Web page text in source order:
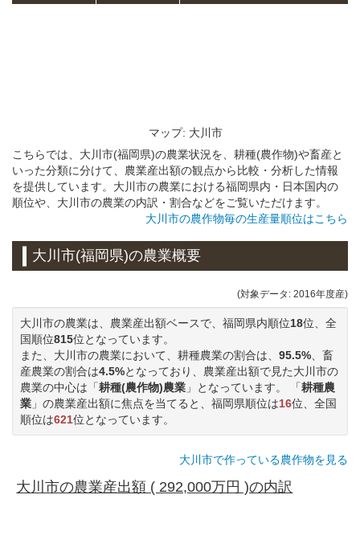
マップ: 大川市
こちらでは、大川市(福岡県)の農業状況を、耕種(農作物)や畜産と
いった分類に分けて、農業産出額の観点から比較・分析した情報
を提供しています。大川市の農業における福岡県内・日本国内の
順位や、大川市の農業の内訳・割合などをご覧いただけます。
大川市の農作物毎の生産量順位はこちら
大川市(福岡県)の農業概要
(対象データ: 2016年度産)
大川市の農業は、農業産出額ベースで、福岡県内順位18位、全
国順位815位となっています。
また、大川市の農業において、耕種農業の割合は、 95.5% 、畜
産農業の割合は4.5%となっており、農業産出額で見た大川市の
農業の中心は「耕種(農作物)農業 」となっています。 「耕種農
業 」の農業産出額に焦点を当てると、福岡県順位は16位、全国
順位は621位となっています。
大川市で作っている農作物を見る
大川市の農業産出額 ( 292,000万円 )の内訳